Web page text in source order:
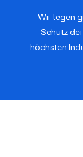
Wir legen
Schutz
höchsten